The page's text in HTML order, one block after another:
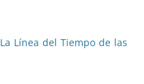
La Línea del Tiempo de las